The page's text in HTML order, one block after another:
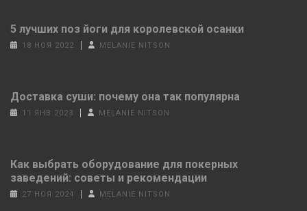
5 лучших поз йоги для королевской осанки
18 НОЯ 2022 MELANIE NITSON
Доставка суши: почему она так популярна
11 ЯНВ 2023 MELANIE NITSON
Как выбрать оборудование для покерных
заведений: советы и рекомендации
27 НОЯ 2024 MELANIE NITSON